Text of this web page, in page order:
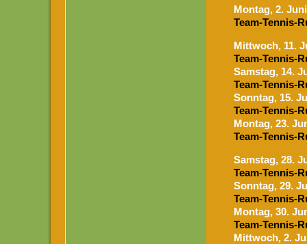
Montag, 2.
Team-Tennis-
Mittwoch, 11.
Team-Tennis-
Samstag, 14.
Team-Tennis-
Sonntag, 15.
Team-Tennis-
Montag, 23.
Team-Tennis-
Samstag, 28.
Team-Tennis-
Sonntag, 29.
Team-Tennis-
Montag, 30.
Team-Tennis-
Mittwoch, 2.